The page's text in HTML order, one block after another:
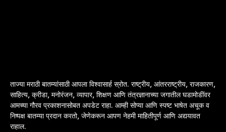
ताज्या मराठी बातम्यांसाठी आपला विश्वासार्ह स्रोत. राष्ट्रीय, आंतरराष्ट्रीय, राजकारण,
साहित्य, क्रीडा, मनोरंजन, व्यापार, शिक्षण आणि तंत्रज्ञानाच्या जगातील घडामोडींवर
आमच्या गौरव प्रकाशनासोबत अपडेट राहा. आम्ही सोप्या आणि स्पष्ट भाषेत अचूक व
निष्पक्ष बातम्या प्रदान करतो, जेणेकरून आपण नेहमी माहितीपूर्ण आणि अद्ययावत
राहाल.